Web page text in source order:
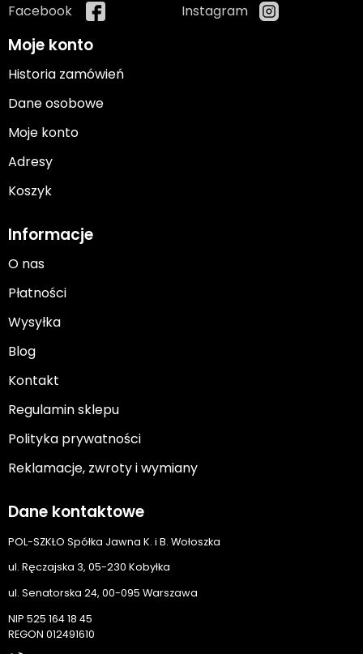
Facebook Instagram
Moje konto
Historia zamówień
Dane osobowe
Moje konto
Adresy
Koszyk
Informacje
O nas
Płatności
Wysyłka
Blog
Kontakt
Regulamin sklepu
Polityka prywatności
Reklamacje, zwroty i wymiany
Dane kontaktowe
POL-SZKŁO Spółka Jawna K. i B. Wołoszka
ul. Ręczajska 3, 05-230 Kobyłka
ul. Senatorska 24, 00-095 Warszawa
NIP 525 164 18 45
REGON 012491610